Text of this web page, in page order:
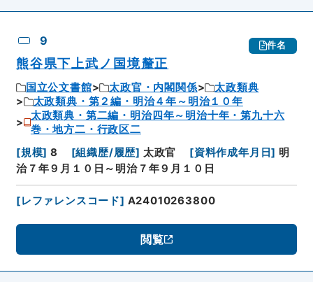
9 件名
熊谷県下上武ノ国境釐正
国立公文書館 太政官・内閣関係
太政類典
太政類典・第２編・明治４年～明治１０年
太政類典・第二編・明治四年～明治十年・第九十六
巻・地方二・行政区二
[規模] 8 [組織歴/履歴] 太政官 [資料作成年月日] 明
治７年９月１０日～明治７年９月１０日
[レファレンスコード] A24010263800
閲覧